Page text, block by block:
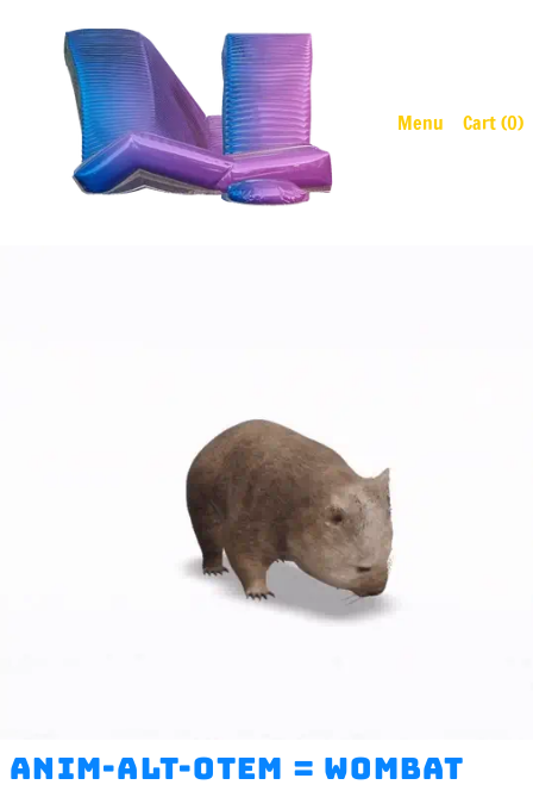
Menu Cart (0)
anim-ALT-otem = Wombat